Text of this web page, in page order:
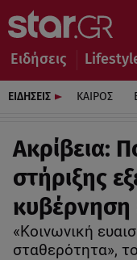
Ειδήσεις
ΕΙΔΗΣΕΙΣ ΚΑΙΡΟΣ
Ακρίβεια:
στήριξης
κυβέρνηση
«Κοινωνική
σταθερότητα»,